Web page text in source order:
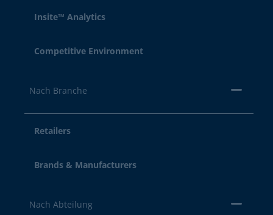
Insite™ Analytics
Competitive Environment
Nach Branche
Retailers
Brands & Manufacturers
Nach Abteilung